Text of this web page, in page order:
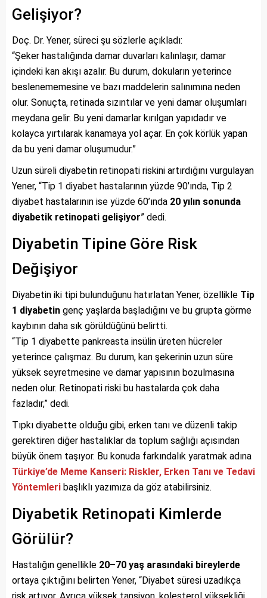
Gelişiyor?
Doç. Dr. Yener, süreci şu sözlerle açıkladı:
“Şeker hastalığında damar duvarları kalınlaşır, damar
içindeki kan akışı azalır. Bu durum, dokuların yeterince
beslenememesine ve bazı maddelerin salınımına neden
olur. Sonuçta, retinada sızıntılar ve yeni damar oluşumları
meydana gelir. Bu yeni damarlar kırılgan yapıdadır ve
kolayca yırtılarak kanamaya yol açar. En çok körlük yapan
da bu yeni damar oluşumudur.”
Uzun süreli diyabetin retinopati riskini artırdığını vurgulayan
Yener, “Tip 1 diyabet hastalarının yüzde 90’ında, Tip 2
diyabet hastalarının ise yüzde 60’ında 20 yılın sonunda
diyabetik retinopati gelişiyor” dedi.
Diyabetin Tipine Göre Risk
Değişiyor
Diyabetin iki tipi bulunduğunu hatırlatan Yener, özellikle Tip
1 diyabetin genç yaşlarda başladığını ve bu grupta görme
kaybının daha sık görüldüğünü belirtti.
“Tip 1 diyabette pankreasta insülin üreten hücreler
yeterince çalışmaz. Bu durum, kan şekerinin uzun süre
yüksek seyretmesine ve damar yapısının bozulmasına
neden olur. Retinopati riski bu hastalarda çok daha
fazladır,” dedi.
Tıpkı diyabette olduğu gibi, erken tanı ve düzenli takip
gerektiren diğer hastalıklar da toplum sağlığı açısından
büyük önem taşıyor. Bu konuda farkındalık yaratmak adına
Türkiye’de Meme Kanseri: Riskler, Erken Tanı ve Tedavi
Yöntemleri başlıklı yazımıza da göz atabilirsiniz.
Diyabetik Retinopati Kimlerde
Görülür?
Hastalığın genellikle 20–70 yaş arasındaki bireylerde
ortaya çıktığını belirten Yener, “Diyabet süresi uzadıkça